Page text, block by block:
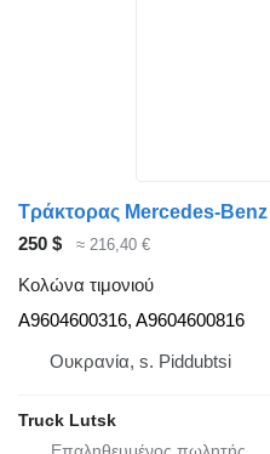
250 $ ≈ 216,40 €
Κολώνα τιμονιού
A9604600316, A9604600816
Ουκρανία, s. Piddubtsi
Truck Lutsk